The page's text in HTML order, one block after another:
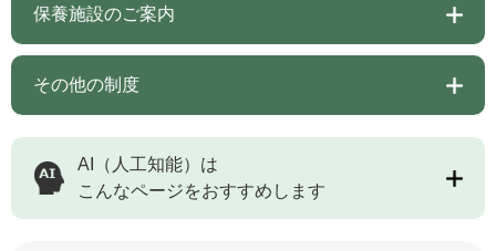
保養施設のご案内
その他の制度
AI（人工知能）は
こんなページをおすすめします